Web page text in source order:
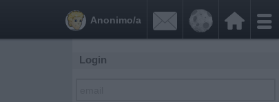


Anonimo/a
Login